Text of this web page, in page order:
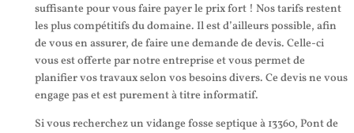
suffisante pour vous faire payer le prix fort ! Nos tarifs restent
les plus compétitifs du domaine. Il est d’ailleurs possible, afin
de vous en assurer, de faire une demande de devis. Celle-ci
vous est offerte par notre entreprise et vous permet de
planifier vos travaux selon vos besoins divers. Ce devis ne vous
engage pas et est purement à titre informatif.
Si vous recherchez un vidange fosse septique à 13360, Pont de